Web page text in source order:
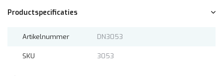
Productspecificaties
Artikelnummer DN3053
SKU 3053